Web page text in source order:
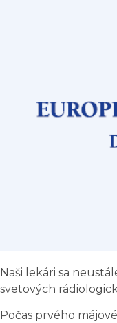
Naši lekári sa
svetových
Počas prvého